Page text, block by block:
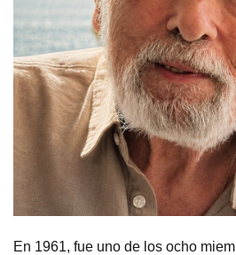
En 1961, fue uno de los ocho